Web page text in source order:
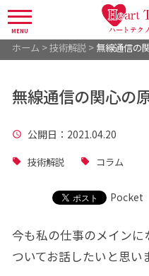
MENU
ホーム >技術解説> 無線通信の
無線通信の関心の
公開日 ：2021.04.20
技術解説 コラム
Pocket
今も私の仕事のメイン
ついてお話したいと思い